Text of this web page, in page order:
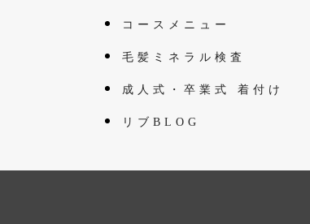
コースメニュー
毛髪ミネラル検査
成人式・卒業式 着付け
リブBLOG